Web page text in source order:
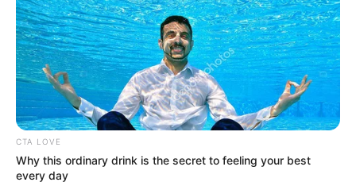
COMPARTIR
ALERTA BOGOTÁ EN GOOGLE NEWS
TEMAS RELACIONADOS
CTA LOVE
Why this ordinary drink is the secret to feeling your best
every day